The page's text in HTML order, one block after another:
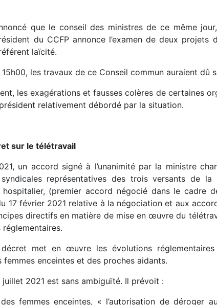
que le conseil des ministres de ce même
du CCFP annonce l’examen de deux
laïcité.
15h00, les travaux de ce Conseil commun auraient dû
les exagérations et fausses colères de certaines
relativement débordé par la situation.
sur le télétravail
un accord signé à l’unanimité par la ministre
représentatives des trois versants de
(premier accord négocié dans le cadre
17 février 2021 relative à la négociation et aux
directifs en matière de mise en œuvre du
met en œuvre les évolutions
femmes enceintes et des proches aidants.
juillet 2021 est sans ambiguïté. Il prévoit :
des femmes enceintes, « l’autorisation de déroger